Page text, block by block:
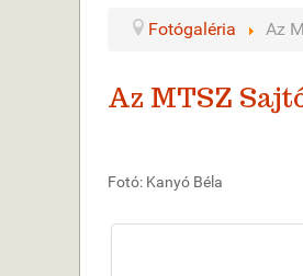
Fotógaléria Az
Az MTSZ
Fotó: Kanyó Béla